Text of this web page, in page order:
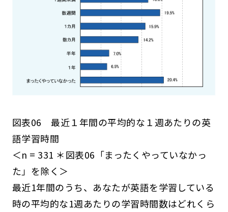
図表06 最近１年間の平均的な１週あたりの英
語学習時間
＜n = 331 ＊図表06「まったくやっていなかっ
た」を除く＞
最近1年間のうち、あなたが英語を学習している
時の平均的な1週あたりの学習時間数はどれくら